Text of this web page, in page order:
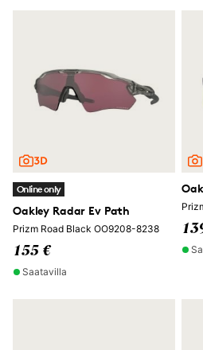
Online only
Oakley Radar Ev Path
Prizm Road Black OO9208-8238
155 €
Saatavilla